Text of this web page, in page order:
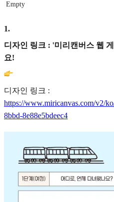
Empty
1.
디자인 링크 : '미리캔버스 웹
요!
디자인 링크 :
https://www.miricanvas.com/v2/
8bbd-8e88e5bdeec4